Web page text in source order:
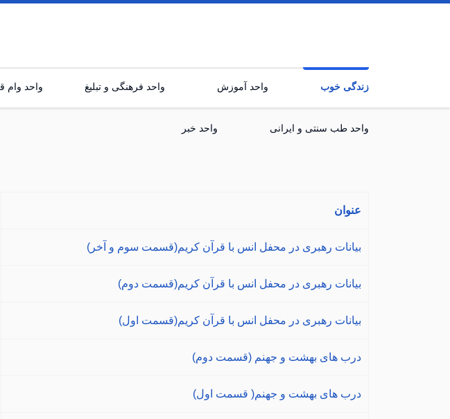
زندگی خوب واحد آموزش واحد فرهنگی و تبلیغ واحد وام
واحد طب سنتی و ایرانی واحد خبر
عنوان
بیانات رهبری در محفل انس با قرآن کریم(قسمت سوم و آخر)
بیانات رهبری در محفل انس با قرآن کریم(قسمت دوم)
بیانات رهبری در محفل انس با قرآن کریم(قسمت اول)
درب های بهشت و جهنم (قسمت دوم)
درب های بهشت و جهنم( قسمت اول)